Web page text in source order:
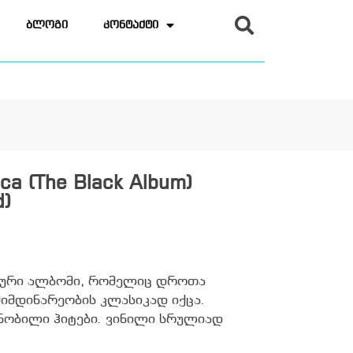
ბლოგი კონტაქტი
(The Black Album)
ალბომი, რომელიც დროთა
კლასიკად იქცა.
ჰიტები. ვინილი სრულიად